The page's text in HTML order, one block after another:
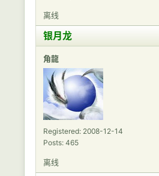
离线
银月龙
角龍
Registered: 2008-12-14
Posts: 465
离线